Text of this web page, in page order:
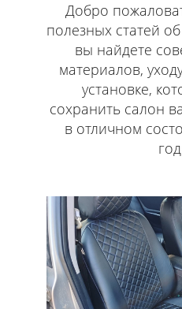
Добро
полезных статей
вы найдете
материалов,
установке,
сохранить салон
в отличном